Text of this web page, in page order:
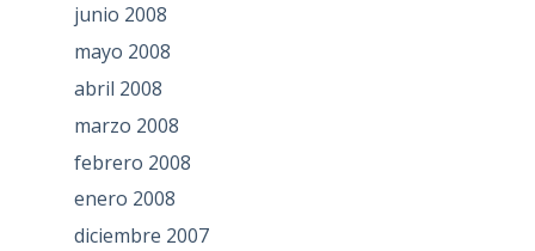
junio 2008
mayo 2008
abril 2008
marzo 2008
febrero 2008
enero 2008
diciembre 2007